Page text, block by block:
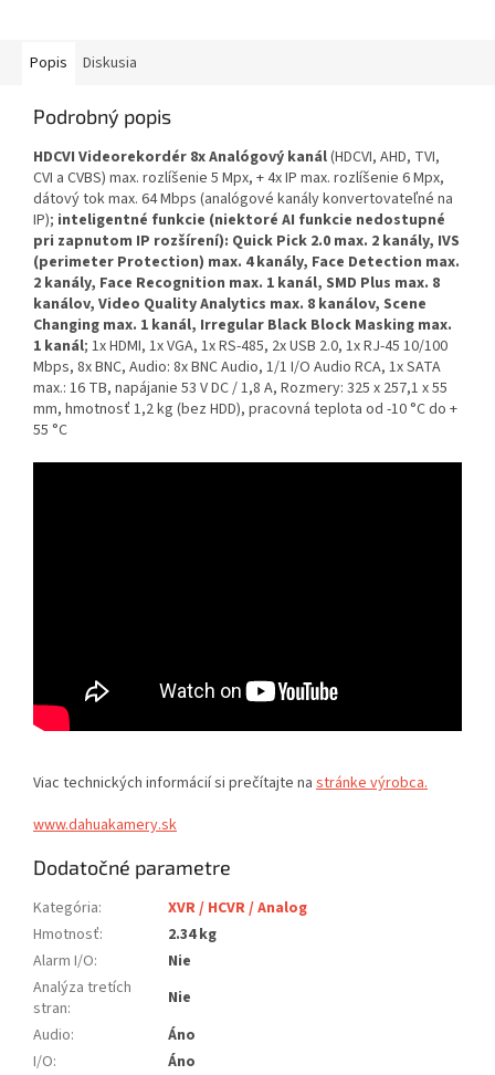
Popis Diskusia
Podrobný popis
HDCVI Videorekordér 8x Analógový kanál(HDCVI, AHD, TVI,
CVI a CVBS) max. rozlíšenie 5 Mpx, + 4x IP max. rozlíšenie 6 Mpx,
dátový tok max. 64 Mbps (analógové kanály konvertovateľné na
IP); inteligentné funkcie (niektoré AI funkcie nedostupné
pri zapnutom IP rozšírení): Quick Pick 2.0 max. 2 kanály, IVS
(perimeter Protection) max. 4 kanály, Face Detection max.
2 kanály, Face Recognition max. 1 kanál, SMD Plus max. 8
kanálov, Video Quality Analytics max. 8 kanálov, Scene
Changing max. 1 kanál, Irregular Black Block Masking max.
1 kanál; 1x HDMI, 1x VGA, 1x RS-485, 2x USB 2.0, 1x RJ-45 10/100
Mbps, 8x BNC, Audio: 8x BNC Audio, 1/1 I/O Audio RCA, 1x SATA
max.: 16 TB, napájanie 53 V DC / 1,8 A, Rozmery: 325 x 257,1 x 55
mm, hmotnosť 1,2 kg (bez HDD), pracovná teplota od -10 °C do +
55 °C
Viac technických informácií si prečítajte na stránke výrobca.
www.dahuakamery.sk
Dodatočné parametre
Kategória:
XVR / HCVR / Analog
Hmotnosť:
2.34 kg
Alarm I/O:
Nie
Analýza tretích
stran:
Nie
Audio:
Áno
I/O:
Áno